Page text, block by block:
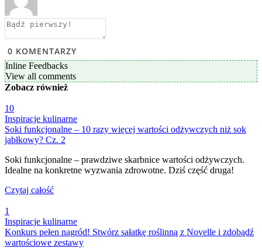
0 KOMENTARZY
Inline Feedbacks
View all comments
Zobacz również
10
Inspiracje kulinarne
Soki funkcjonalne – 10 razy więcej wartości odżywczych niż sok
jabłkowy? Cz. 2
Soki funkcjonalne – prawdziwe skarbnice wartości odżywczych.
Idealne na konkretne wyzwania zdrowotne. Dziś część druga!
Czytaj całość
1
Inspiracje kulinarne
Konkurs pełen nagród! Stwórz sałatkę roślinną z Novelle i zdobądź
wartościowe zestawy